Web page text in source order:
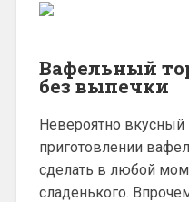
Вафельный
без выпечки
Невероятно вкусный
приготовлении
сделать в любой
сладенького.